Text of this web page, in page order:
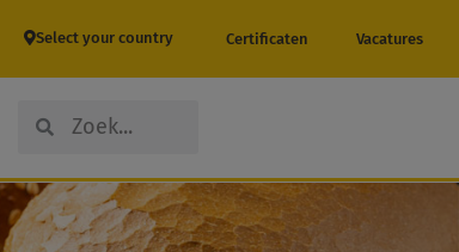
Select your country Certificaten Vacatures
SearchSearch